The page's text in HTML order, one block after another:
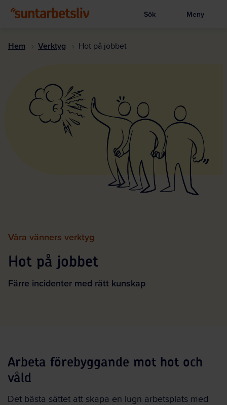
till
Visa sökruta
Sök Meny
Hem Verktyg Hot på jobbet
Våra vänners verktyg
Hot på jobbet
Färre incidenter med rätt kunskap
Arbeta förebyggande mot hot och
våld
Det bästa sättet att skapa en lugn arbetsplats med